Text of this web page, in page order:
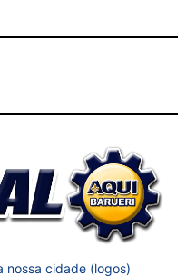
nossa cidade (logos)